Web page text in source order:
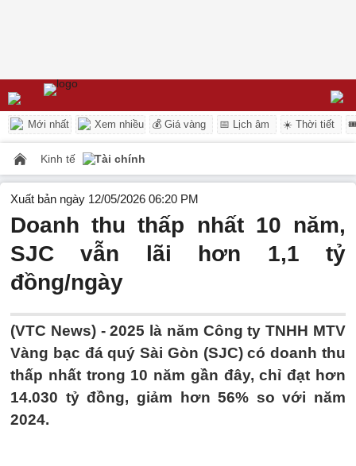
Mới nhất Xem nhiều 💰 Giá vàng 📅 Lịch âm ☀️ Thời tiết
Kinh tế Tài chính
Xuất bản ngày 12/05/2026 06:20 PM
Doanh thu thấp nhất 10 năm,
SJC vẫn lãi hơn 1,1 tỷ
đồng/ngày
(VTC News) -2025 là năm Công ty TNHH MTV
Vàng bạc đá quý Sài Gòn (SJC) có doanh thu
thấp nhất trong 10 năm gần đây, chỉ đạt hơn
14.030 tỷ đồng, giảm hơn 56% so với năm
2024.